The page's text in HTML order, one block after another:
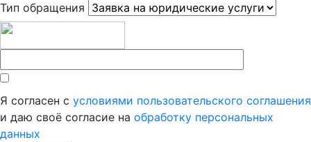
Тип обращения
Я согласен с условиями пользовательского соглашения
и даю своё согласие на обработку персональных
данных